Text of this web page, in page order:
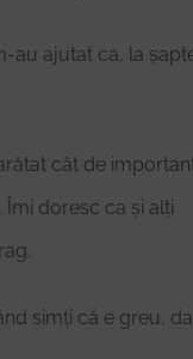
au ajutat ca, la
cât de
doresc ca și alți
simți că e greu,